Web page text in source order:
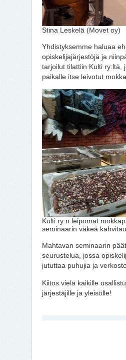
Stina Leskelä (Movet oy)
Yhdistyksemme haluaa
opiskelijajärjestöjä ja
tarjoilut tilattiin Kulti ry:ltä,
paikalle itse leivotut
Kulti ry:n leipomat
seminaarin väkeä
Mahtavan seminaarin
seurustelua, jossa
jututtaa puhujia ja
Kiitos vielä kaikille
järjestäjille ja yleisölle!